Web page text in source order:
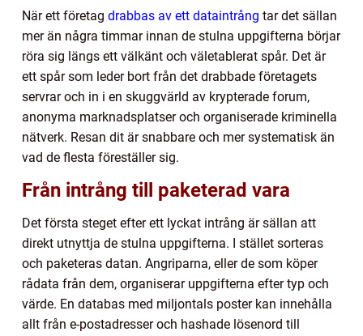
När ett företag drabbas av ett dataintrång tar det sällan
mer än några timmar innan de stulna uppgifterna börjar
röra sig längs ett välkänt och väletablerat spår. Det är
ett spår som leder bort från det drabbade företagets
servrar och in i en skuggvärld av krypterade forum,
anonyma marknadsplatser och organiserade kriminella
nätverk. Resan dit är snabbare och mer systematisk än
vad de flesta föreställer sig.
Från intrång till paketerad vara
Det första steget efter ett lyckat intrång är sällan att
direkt utnyttja de stulna uppgifterna. I stället sorteras
och paketeras datan. Angriparna, eller de som köper
rådata från dem, organiserar uppgifterna efter typ och
värde. En databas med miljontals poster kan innehålla
allt från e-postadresser och hashade lösenord till